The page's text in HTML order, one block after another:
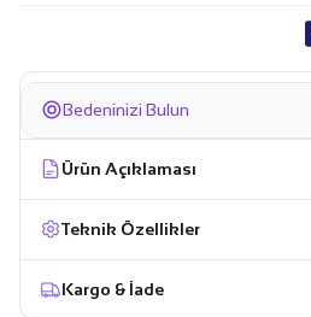
Bedeninizi Bulun
Ürün Açıklaması
Teknik Özellikler
Kargo & İade